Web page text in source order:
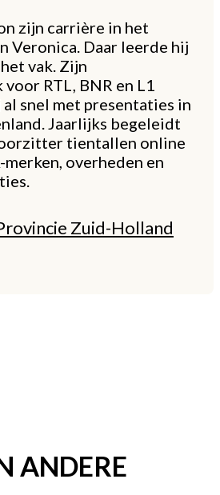
zijn carrière in het
Veronica. Daar leerde hij
vak. Zijn
RTL, BNR en L1
snel met presentaties in
Jaarlijks begeleidt
tientallen online
overheden en
Zuid-Holland
ANDERE